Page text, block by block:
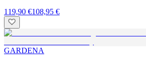
119,90 €108,95 €
GARDENA